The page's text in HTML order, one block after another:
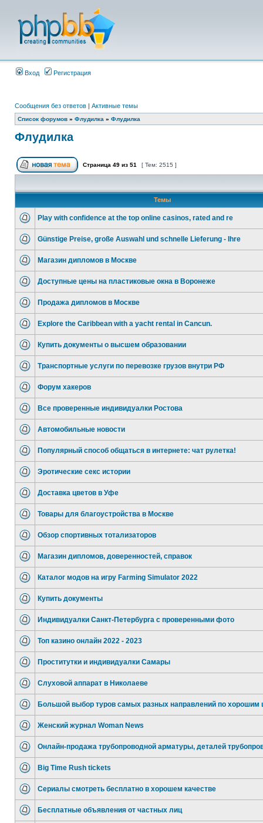
Вход Регистрация
Сообщения без ответов | Активные темы
Список форумов » Флудилка » Флудилка
Флудилка
Страница 49 из 51 [ Тем: 2515 ]
Темы
Play with confidence at the top online casinos, rated and re
Günstige Preise, große Auswahl und schnelle Lieferung - Ihre
Магазин дипломов в Москве
Доступные цены на пластиковые окна в Воронеже
Продажа дипломов в Москве
Explore the Caribbean with a yacht rental in Cancun.
Купить документы о высшем образовании
Транспортные услуги по перевозке грузов внутри РФ
Форум хакеров
Все проверенные индивидуалки Ростова
Автомобильные новости
Популярный способ общаться в интернете: чат рулетка!
Эротические секс истории
Доставка цветов в Уфе
Товары для благоустройства в Москве
Обзор спортивных тотализаторов
Магазин дипломов, доверенностей, справок
Каталог модов на игру Farming Simulator 2022
Купить документы
Индивидуалки Санкт-Петербурга с проверенными фото
Топ казино онлайн 2022 - 2023
Проститутки и индивидуалки Самары
Слуховой аппарат в Николаеве
Большой выбор туров самых разных направлений по хорошим
Женский журнал Woman News
Онлайн-продажа трубопроводной арматуры, деталей
Big Time Rush tickets
Сериалы смотреть бесплатно в хорошем качестве
Бесплатные объявления от частных лиц